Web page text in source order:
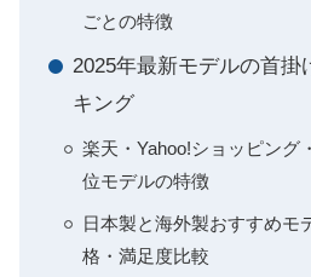
ごとの特徴
2025年最新モデルの首掛
キング
楽天・Yahoo!ショッピング
位モデルの特徴
日本製と海外製おすすめモ
格・満足度比較